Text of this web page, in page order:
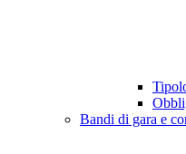
Bandi di gara e